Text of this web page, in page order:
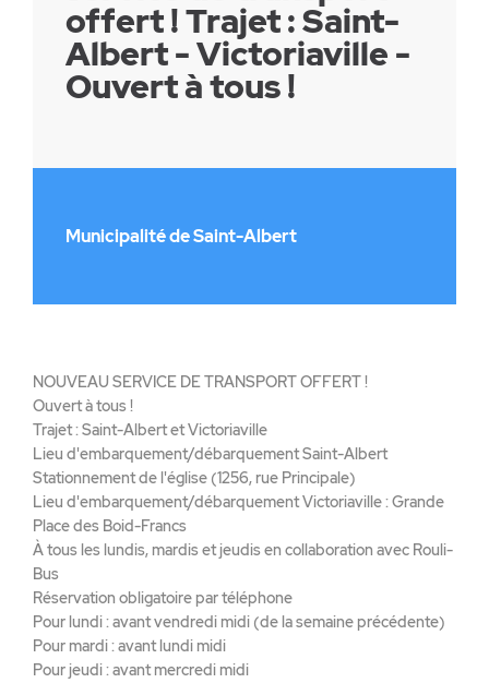
offert ! Trajet : Saint-
Albert - Victoriaville -
Ouvert à tous !
Municipalité de Saint-Albert
NOUVEAU SERVICE DE TRANSPORT OFFERT !
Ouvert à tous !
Trajet : Saint-Albert et Victoriaville
Lieu d'embarquement/débarquement Saint-Albert
Stationnement de l'église (1256, rue Principale)
Lieu d'embarquement/débarquement Victoriaville : Grande
Place des Boid-Francs
À tous les lundis, mardis et jeudis en collaboration avec Rouli-
Bus
Réservation obligatoire par téléphone
Pour lundi : avant vendredi midi (de la semaine précédente)
Pour mardi : avant lundi midi
Pour jeudi : avant mercredi midi